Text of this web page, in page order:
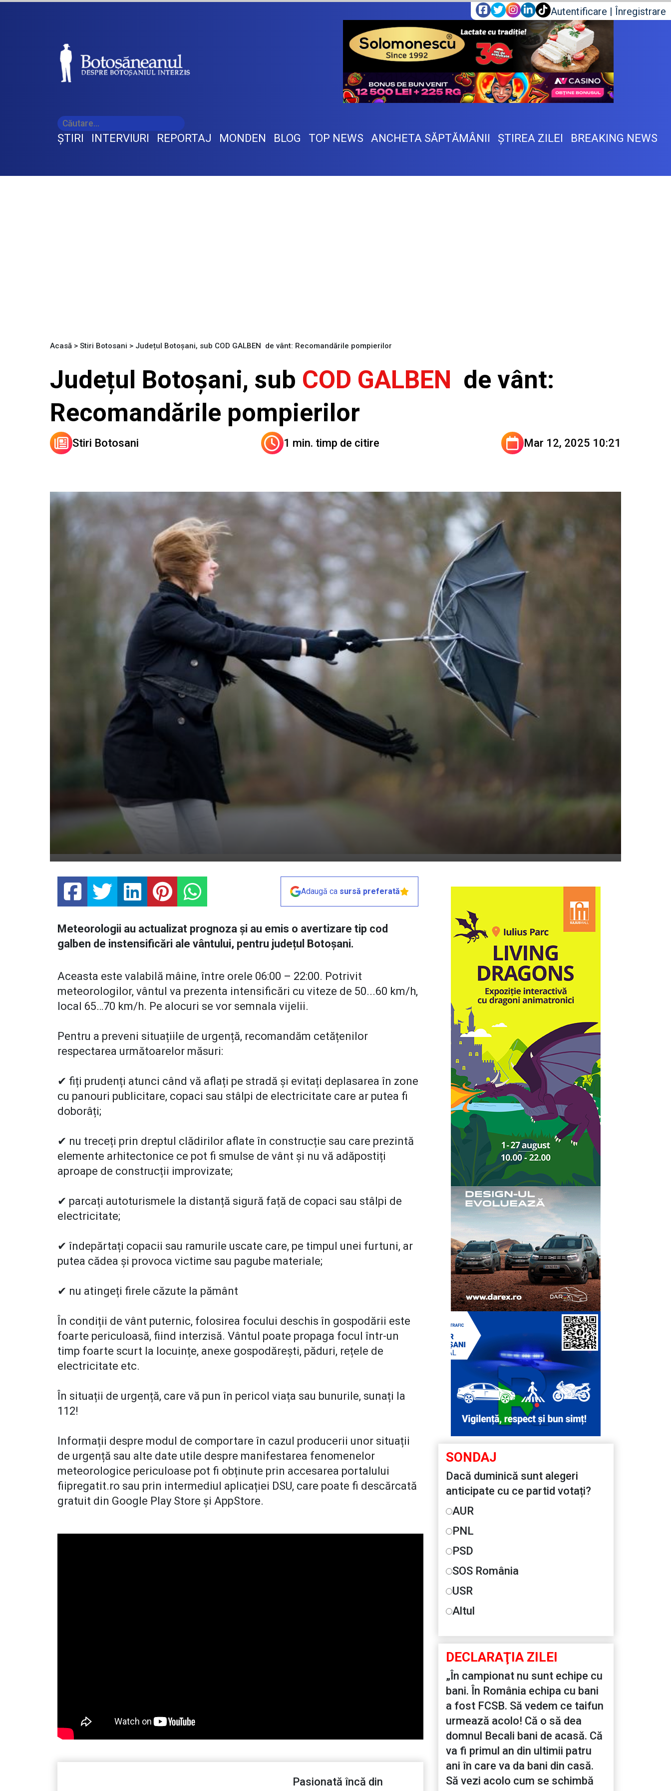
Autentificare | Înregistrare
ŞTIRI INTERVIURI REPORTAJ MONDEN BLOG TOP NEWS ANCHETA SĂPTĂMÂNII ŞTIREA ZILEI BREAKING NEWS
Acasă > Stiri Botosani > Județul Botoșani, sub COD GALBEN de vânt: Recomandările pompierilor
Județul Botoșani, sub COD GALBEN de vânt:
Recomandările pompierilor
Stiri Botosani 1 min. timp de citire Mar 12, 2025 10:21
Adaugă ca sursă preferată
Meteorologii au actualizat prognoza și au emis o avertizare tip cod
galben de instensificări ale vântului, pentru județul Botoșani.
Aceasta este valabilă mâine, între orele 06:00 – 22:00. Potrivit
meteorologilor, vântul va prezenta intensificări cu viteze de 50...60 km/h,
local 65…70 km/h. Pe alocuri se vor semnala vijelii.
Pentru a preveni situațiile de urgență, recomandăm cetățenilor
respectarea următoarelor măsuri:
✔ fiți prudenți atunci când vă aflați pe stradă și evitați deplasarea în zone
cu panouri publicitare, copaci sau stâlpi de electricitate care ar putea fi
doborâți;
✔ nu treceți prin dreptul clădirilor aflate în construcție sau care prezintă
elemente arhitectonice ce pot fi smulse de vânt și nu vă adăpostiți
aproape de construcții improvizate;
✔ parcați autoturismele la distanță sigură față de copaci sau stâlpi de
electricitate;
✔ îndepărtați copacii sau ramurile uscate care, pe timpul unei furtuni, ar
putea cădea şi provoca victime sau pagube materiale;
✔ nu atingeți firele căzute la pământ
În condiții de vânt puternic, folosirea focului deschis în gospodării este
foarte periculoasă, fiind interzisă. Vântul poate propaga focul într-un
timp foarte scurt la locuințe, anexe gospodărești, păduri, rețele de
electricitate etc.
În situații de urgență, care vă pun în pericol viața sau bunurile, sunați la
112!
Informații despre modul de comportare în cazul producerii unor situații
de urgență sau alte date utile despre manifestarea fenomenelor
meteorologice periculoase pot fi obținute prin accesarea portalului
fiipregatit.ro sau prin intermediul aplicației DSU, care poate fi descărcată
gratuit din Google Play Store și AppStore.
Pasionată încă din
SONDAJ
Dacă duminică sunt alegeri
anticipate cu ce partid votați?
AUR
PNL
PSD
SOS România
USR
Altul
DECLARAŢIA ZILEI
„În campionat nu sunt echipe cu
bani. În România echipa cu bani
a fost FCSB. Să vedem ce taifun
urmează acolo! Că o să dea
domnul Becali bani de acasă. Că
va fi primul an din ultimii patru
ani în care va da bani din casă.
Să vezi acolo cum se schimbă